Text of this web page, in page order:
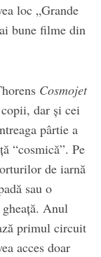
loc „Grande
bune filme din
Cosmojet
dar și cei
pârtie a
“cosmică”. Pe
de iarnă
sau o
Anul
primul circuit
acces doar